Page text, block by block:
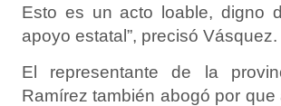
Esto es un acto loable, digno
apoyo estatal”, precisó Vásquez.
El representante de la
Ramírez también abogó por que